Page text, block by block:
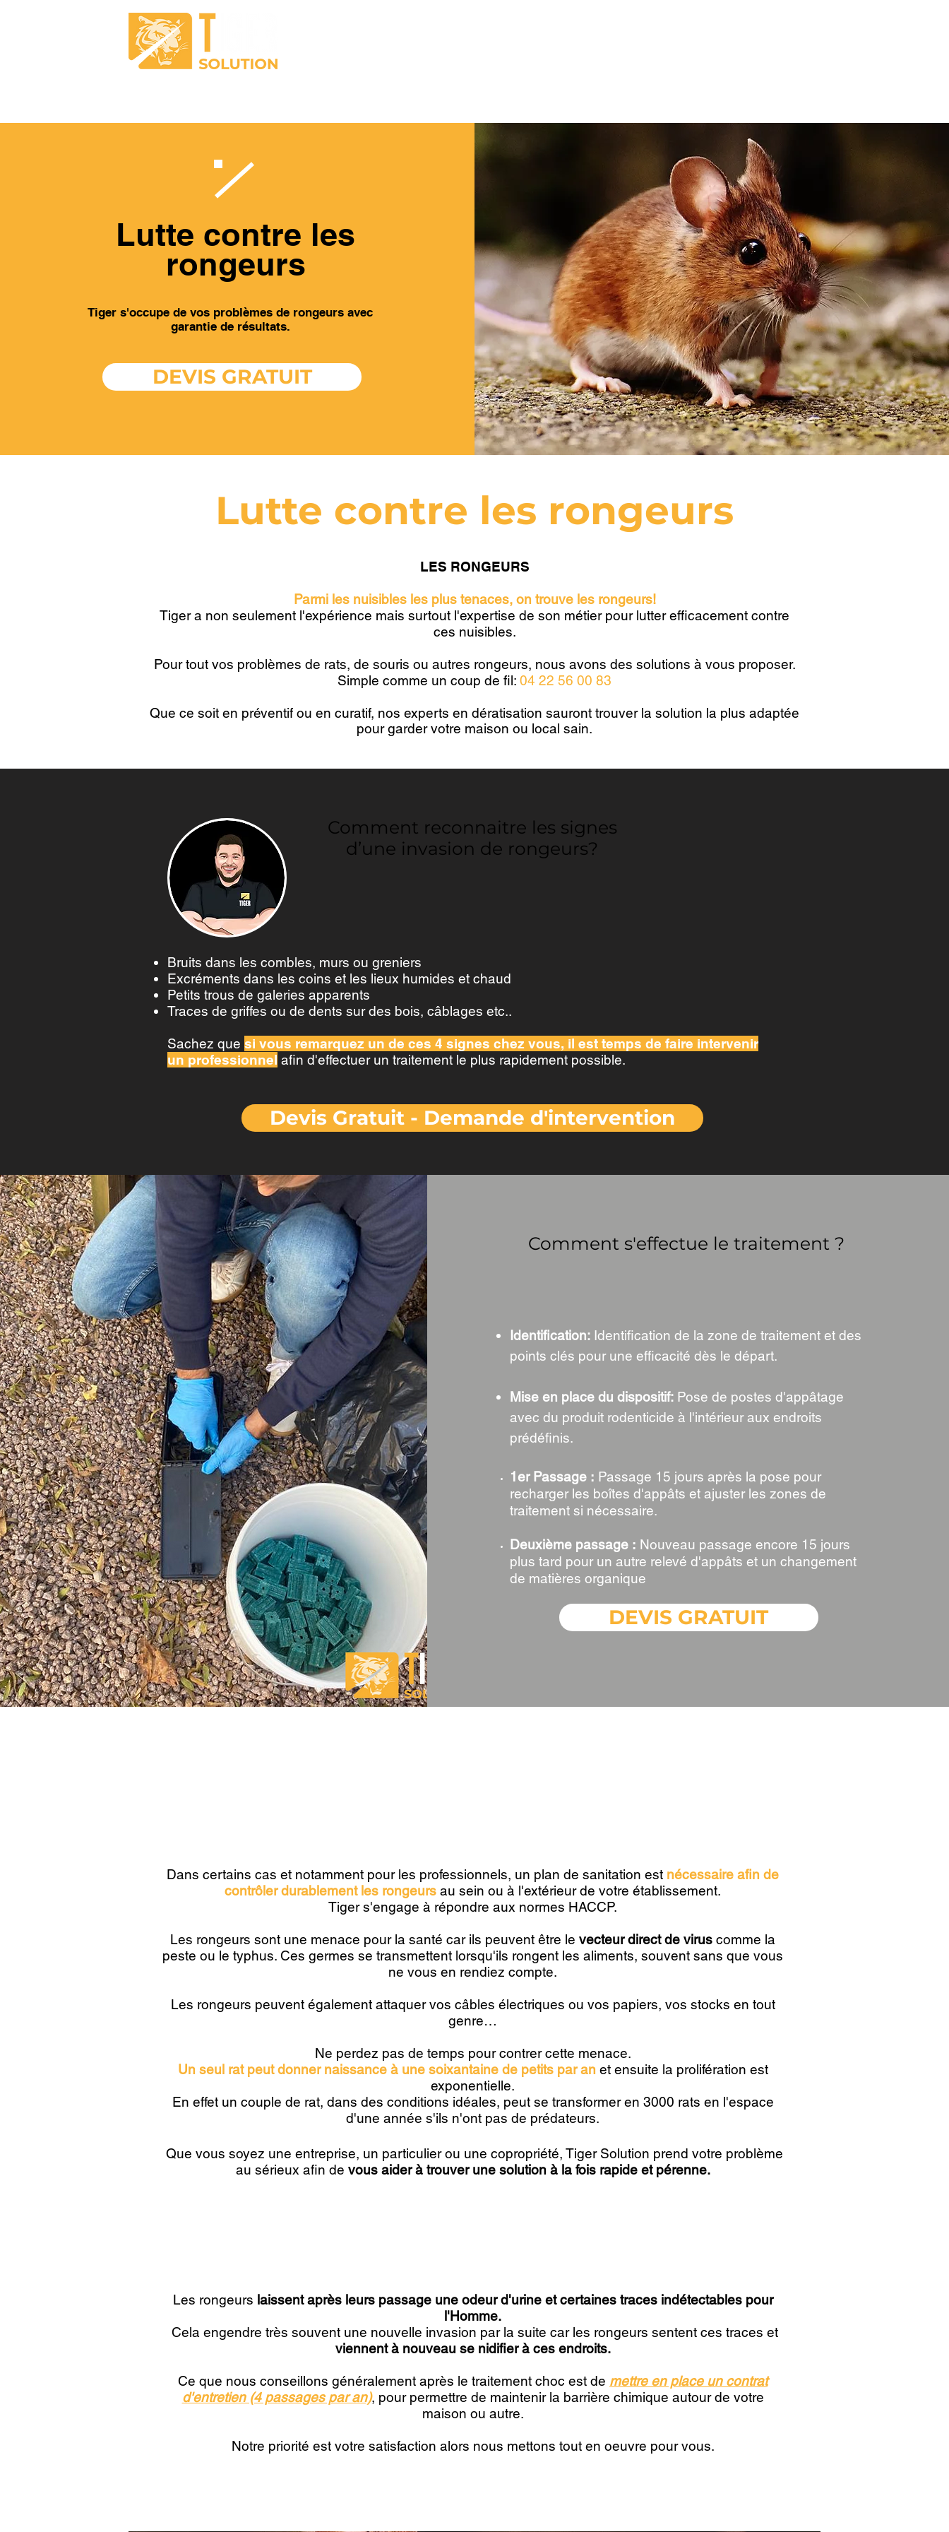
Lutte contre les
rongeurs
Tiger s'occupe de vos problèmes de rongeurs avec
garantie de résultats.
DEVIS GRATUIT
Lutte contre les rongeurs
LES RONGEURS
Parmiles nuisibles les plus tenaces, on trouve les rongeurs!
Tiger a non seulement l'expérience mais surtout l'expertise de son métier pour lutter efficacement contre
ces nuisibles.
Pour tout vos problèmes de rats, de souris ou autres rongeurs, nous avons des solutions à vous proposer.
Simple comme un coup de fil: 04 22 56 00 83
Que ce soit en préventif ou en curatif, nos experts en dératisation sauront trouver la solution la plus adaptée
pour garder votre maison ou local sain.
Comment reconnaitre les signes
d’une invasion de rongeurs?
Bruits dans les combles, murs ou greniers
Excréments dans les coins et les lieux humides et chaud
Petits trous de galeries apparents
Traces de griffes ou de dents sur des bois, câblages etc..
Sachez que si vous remarquez un de ces 4 signes chez vous, il est temps de faire intervenir
un professionnel afin d'effectuer un traitement le plus rapidement possible.
Devis Gratuit - Demande d'intervention
Comment s'effectue le traitement ?
Identification: Identification de la zone de traitement et des
points clés pour une efficacité dès le départ. ​
Mise en place du dispositif: Pose de postes d'appâtage
avec du produit rodenticide à l'intérieur aux endroits
prédéfinis.
1er Passage: Passage 15 jours après la pose pour
recharger les boîtes d'appâts et ajuster les zones de
traitement si nécessaire.
Deuxième passage: Nouveau passage encore 15 jours
plus tard pour un autre relevé d'appâts et un changement
de matières organique
DEVIS GRATUIT
Dans certains cas et notamment pour les professionnels, un plan de sanitation est nécessaire afin de
contrôler durablement les rongeurs au sein ou à l'extérieur de votre établissement.
Tiger s'engage à répondre aux normes HACCP.
Les rongeurs sont une menace pour la santé car ils peuvent être le vecteur direct de virus comme la
peste ou le typhus. Ces germes se transmettent lorsqu'ils rongent les aliments, souvent sans que vous
ne vous en rendiez compte.
Les rongeurs peuvent également attaquer vos câbles électriques ou vos papiers, vos stocks en tout
genre…
Ne perdez pas de temps pour contrer cette menace.
Un seul rat peut donner naissance à une soixantaine de petits par an et ensuite la prolifération est
exponentielle.
En effet un couple de rat, dans des conditions idéales, peut se transformer en 3000 rats en l'espace
d'une année s'ils n'ont pas de prédateurs.
Que vous soyez une entreprise, un particulier ou une copropriété, Tiger Solution prend votre problème
au sérieux afin de vous aider à trouver une solution à la fois rapide et pérenne.
Les rongeurs laissent après leurs passage une odeur d'urine et certaines traces indétectables pour
l'Homme.
Cela engendre très souvent une nouvelle invasion par la suite car les rongeurs sentent ces traces et
viennent à nouveau se nidifier à ces endroits.
Ce que nous conseillons généralement après le traitement choc est de mettre en place un contrat
d'entretien (4 passages par an), pour permettre de maintenir la barrière chimique autour de votre
maison ou autre.
Notre priorité est votre satisfaction alors nous mettons tout en oeuvre pour vous.